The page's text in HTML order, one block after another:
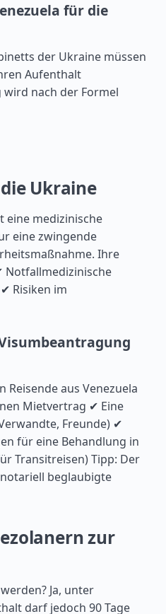
für die
der Ukraine müssen
Aufenthalt
nach der Formel
Ukraine
eine medizinische
eine zwingende
Ihre
Notfallmedizinische
Risiken im
Reisende aus Venezuela
Mietvertrag ✔ Eine
Freunde) ✔
für eine Behandlung in
Transitreisen) Tipp: Der
beglaubigte
zur
Ja, unter
darf jedoch 90 Tage